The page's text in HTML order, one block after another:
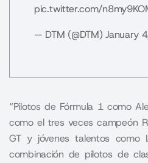
pic.twitter.com/
— DTM (@DTM)January
“Pilotos de Fórmula 1 como
como el tres veces campeón
GT y jóvenes talentos como
combinación de pilotos de